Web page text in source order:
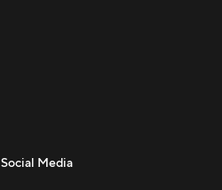
Social Media